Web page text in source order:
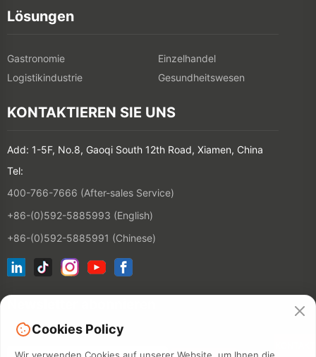
Lösungen
Gastronomie
Einzelhandel
Logistikindustrie
Gesundheitswesen
KONTAKTIEREN SIE UNS
Add: 1-5F, No.8, Gaoqi South 12th Road, Xiamen, China
Tel:
400-766-7666 (After-sales Service)
+86-(0)592-5885993 (English)
+86-(0)592-5885991 (Chinese)
Cookies Policy